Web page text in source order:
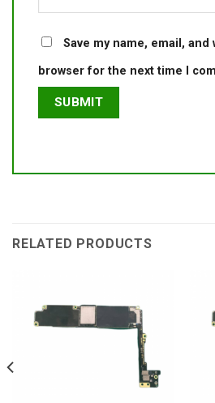
Save my name, email,
browser for the next time I
RELATED PRODUCTS